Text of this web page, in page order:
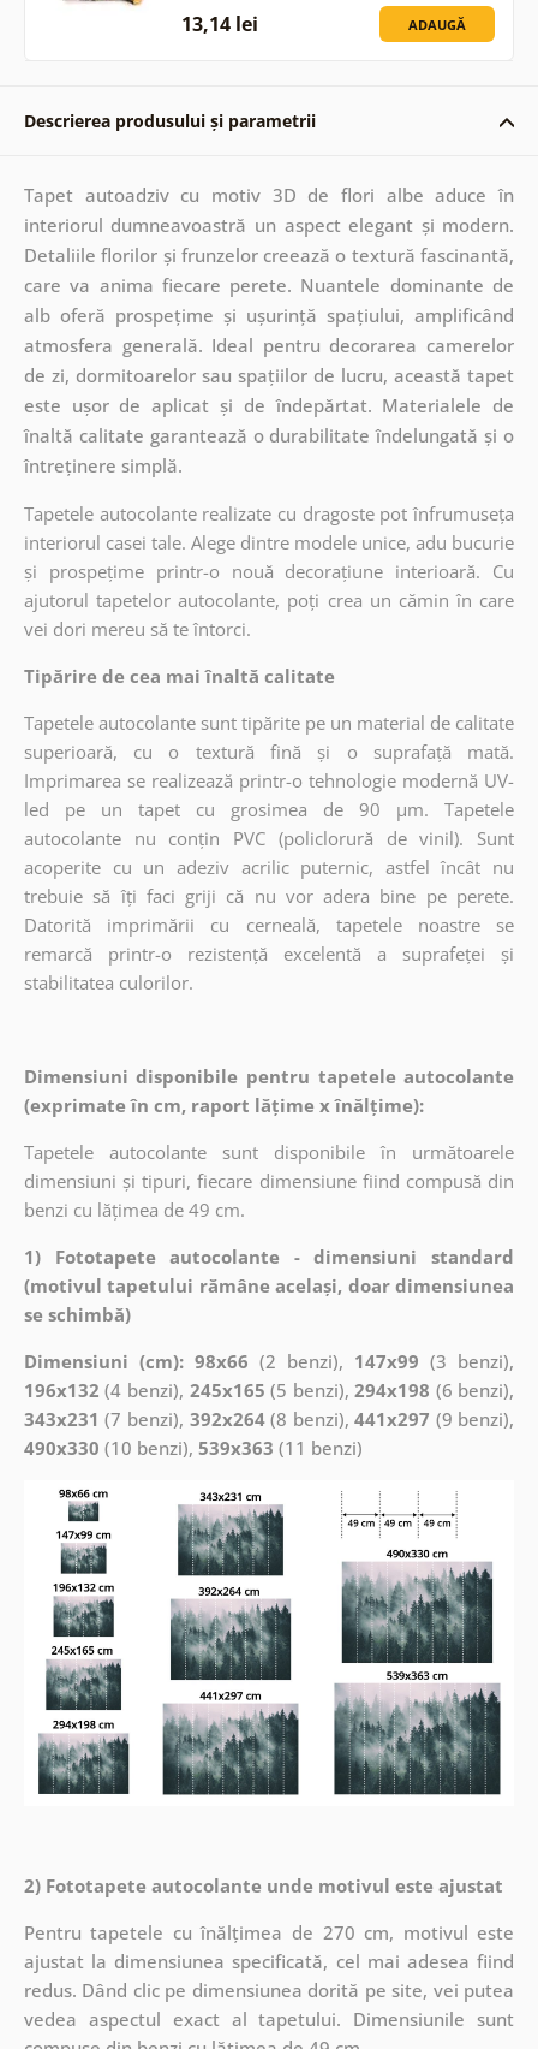
13,14 lei ADAUGĂ
Descrierea produsului și parametrii
Tapet autoadziv cu motiv 3D de flori albe aduce în
interiorul dumneavoastră un aspect elegant și modern.
Detaliile florilor și frunzelor creează o textură fascinantă,
care va anima fiecare perete. Nuantele dominante de
alb oferă prospețime și ușurință spațiului, amplificând
atmosfera generală. Ideal pentru decorarea camerelor
de zi, dormitoarelor sau spațiilor de lucru, această tapet
este ușor de aplicat și de îndepărtat. Materialele de
înaltă calitate garantează o durabilitate îndelungată și o
întreținere simplă.
Tapetele autocolante realizate cu dragoste pot înfrumuseța
interiorul casei tale. Alege dintre modele unice, adu bucurie
și prospețime printr-o nouă decorațiune interioară. Cu
ajutorul tapetelor autocolante, poți crea un cămin în care
vei dori mereu să te întorci.
Tipărire de cea mai înaltă calitate
Tapetele autocolante sunt tipărite pe un material de calitate
superioară, cu o textură fină și o suprafață mată.
Imprimarea se realizează printr-o tehnologie modernă UV-
led pe un tapet cu grosimea de 90 µm. Tapetele
autocolante nu conțin PVC (policlorură de vinil). Sunt
acoperite cu un adeziv acrilic puternic, astfel încât nu
trebuie să îți faci griji că nu vor adera bine pe perete.
Datorită imprimării cu cerneală, tapetele noastre se
remarcă printr-o rezistență excelentă a suprafeței și
stabilitatea culorilor.
Dimensiuni disponibile pentru tapetele autocolante
(exprimate în cm, raport lățime x înălțime):
Tapetele autocolante sunt disponibile în următoarele
dimensiuni și tipuri, fiecare dimensiune fiind compusă din
benzi cu lățimea de 49 cm.
1) Fototapete autocolante - dimensiuni standard
(motivul tapetului rămâne același, doar dimensiunea
se schimbă)
Dimensiuni (cm): 98x66 (2 benzi), 147x99 (3 benzi),
196x132 (4 benzi), 245x165 (5 benzi),294x198 (6 benzi),
343x231 (7 benzi), 392x264(8 benzi),441x297 (9 benzi),
490x330 (10 benzi), 539x363 (11 benzi)
2) Fototapete autocolante unde motivul este ajustat
Pentru tapetele cu înălțimea de 270 cm, motivul este
ajustat la dimensiunea specificată, cel mai adesea fiind
redus. Dând clic pe dimensiunea dorită pe site, vei putea
vedea aspectul exact al tapetului. Dimensiunile sunt